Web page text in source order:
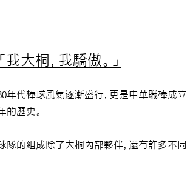
「我大桐，我驕傲。」
年代棒球風氣逐漸盛行，更是中華職棒成
的歷史。
隊的組成除了大桐內部夥伴，還有許多不